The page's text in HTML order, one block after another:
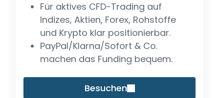
Für aktives CFD-Trading auf
Indizes, Aktien, Forex, Rohstoffe
und Krypto klar positionierbar.
PayPal/Klarna/Sofort & Co.
machen das Funding bequem.
Besuchen